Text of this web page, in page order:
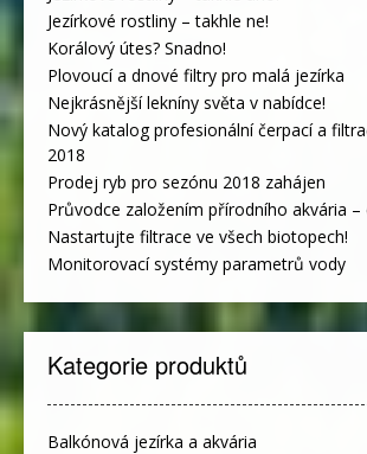
Jezírkové rostliny – takhle ne!
Korálový útes? Snadno!
Plovoucí a dnové filtry pro malá jezírka
Nejkrásnější lekníny světa v nabídce!
Nový katalog profesionální čerpací a
2018
Prodej ryb pro sezónu 2018 zahájen
Průvodce založením přírodního akvária
Nastartujte filtrace ve všech biotopech!
Monitorovací systémy parametrů vody
Kategorie produktů
Balkónová jezírka a akvária